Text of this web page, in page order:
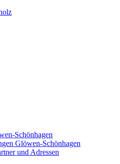
Schönhagen
Glöwen-Schönhagen
und Adressen